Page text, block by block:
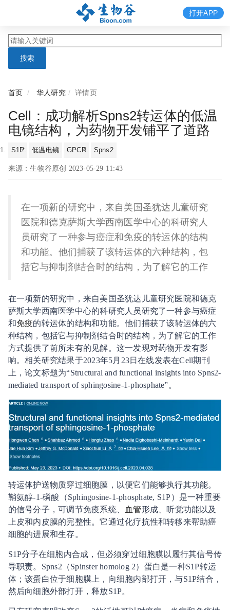
搜索
打开APP
首页 华人研究 详情页
Cell：成功解析Spns2转运体的低温
电镜结构，为药物开发铺平了道路
S1P 低温电镜 GPCR Spns2
来源：生物谷原创 2023-05-29 11:43
在一项新的研究中，来自美国圣犹达儿童研究
医院和德克萨斯大学西南医学中心的科研究人
员研究了一种参与癌症和免疫的转运体的结构
和功能。他们捕获了该转运体的六种结构，包
括它与抑制剂结合时的结构，为了解它的工作
在一项新的研究中，来自美国圣犹达儿童研究医院和德克
萨斯大学西南医学中心的科研究人员研究了一种参与癌症
和免疫的转运体的结构和功能。他们捕获了该转运体的六
种结构，包括它与抑制剂结合时的结构，为了解它的工作
方式提供了前所未有的见解。这一发现对药物开发有影
响。相关研究结果于2023年5月23日在线发表在Cell期刊
上，论文标题为“Structural and functional insights into Spns2-
mediated transport of sphingosine-1-phosphate”。
转运体护送物质穿过细胞膜，以便它们能够执行其功能。
鞘氨醇-1-磷酸（Sphingosine-1-phosphate, S1P）是一种重要
的信号分子，可调节免疫系统、
血管形成、听觉功能以及
上皮和内皮膜的完整性。它通过化疗抗性和转移来帮助癌
细胞的进展和生存。
S1P分子在细胞内合成，但必须穿过细胞膜以履行其信号传
导职责。Spns2（Spinster homolog 2）蛋白是一种S1P转运
体；该蛋白位于细胞膜上，向细胞内部打开，与S1P结合，
然后向细胞外部打开，释放S1P。